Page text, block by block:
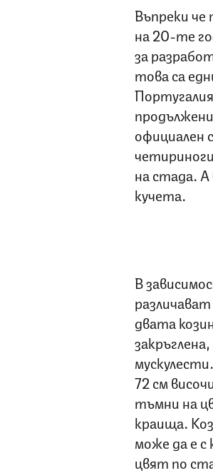
Въпреки
на 20-те
за
това са
официален
на стада. А
кучета.
В
двата
72 см
тъмни на
краища.
може да е с
цвят по